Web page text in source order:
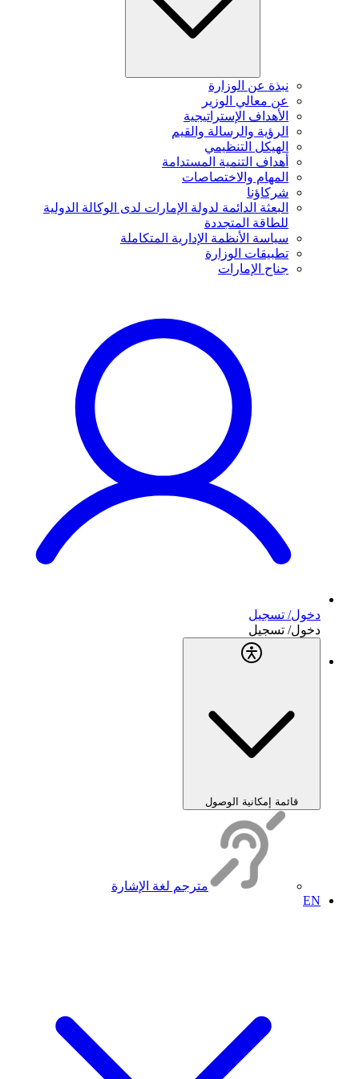
نبذة عن الوزارة
عن معالي الوزير
الأهداف الإستراتيجية
الرؤية والرسالة والقيم
الهيكل التنظيمي
أهداف التنمية المستدامة
المهام والاختصاصات
شركاؤنا
البعثة الدائمة لدولة الإمارات لدى الوكالة الدولية
للطاقة المتجددة
سياسة الأنظمة الإدارية المتكاملة
تطبيقات الوزارة
جناح الإمارات
دخول/ تسجيل
دخول/ تسجيل
قائمة إمكانية الوصول
مترجم لغة الإشارة
EN